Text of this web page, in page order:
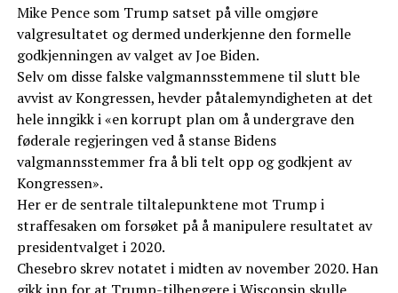
Mike Pence som Trump satset på ville omgjøre
valgresultatet og dermed underkjenne den formelle
godkjenningen av valget av Joe Biden.
Selv om disse falske valgmannsstemmene til slutt ble
avvist av Kongressen, hevder påtalemyndigheten at det
hele inngikk i «en korrupt plan om å undergrave den
føderale regjeringen ved å stanse Bidens
valgmannsstemmer fra å bli telt opp og godkjent av
Kongressen».
Her er de sentrale tiltalepunktene mot Trump i
straffesaken om forsøket på å manipulere resultatet av
presidentvalget i 2020.
Chesebro skrev notatet i midten av november 2020. Han